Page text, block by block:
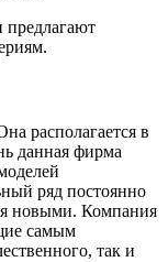
располагается в
данная фирма
ряд постоянно
новыми. Компания
самым
так и